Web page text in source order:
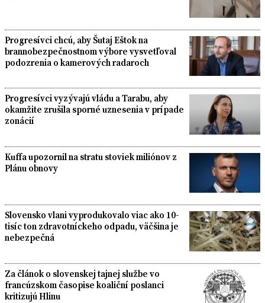
Progresívci chcú, aby Šutaj Eštok na
brannobezpečnostnom výbore vysvetľoval
podozrenia o kamerových radaroch
Progresívci vyzývajú vládu a Tarabu, aby
okamžite zrušila sporné uznesenia v prípade
zonácií
Kuffa upozornil na stratu stoviek miliónov z
Plánu obnovy
Slovensko vlani vyprodukovalo viac ako 10-
tisíc ton zdravotníckeho odpadu, väčšina je
nebezpečná
Za článok o slovenskej tajnej službe vo
francúzskom časopise koaliční poslanci
kritizujú Hlinu